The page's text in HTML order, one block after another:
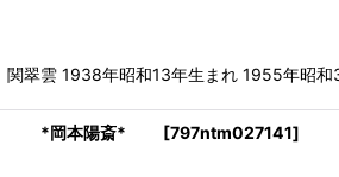
年昭和13年生まれ 1955年昭和
*岡本陽斎* [797ntm027141]